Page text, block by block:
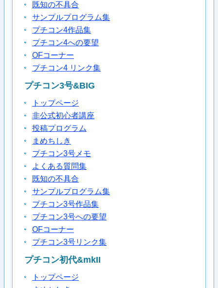
既知の不具合
サンプルプログラム集
プチコン4作品集
プチコン4への要望
OFコーナー
プチコン4 リンク集
プチコン3号&BIG
トップページ
非公式初心者講座
投稿プログラム
まめちしき
プチコン3号メモ
よくある質問集
既知の不具合
サンプルプログラム集
プチコン3号作品集
プチコン3号への要望
OFコーナー
プチコン3号リンク集
プチコン初代&mkII
トップページ